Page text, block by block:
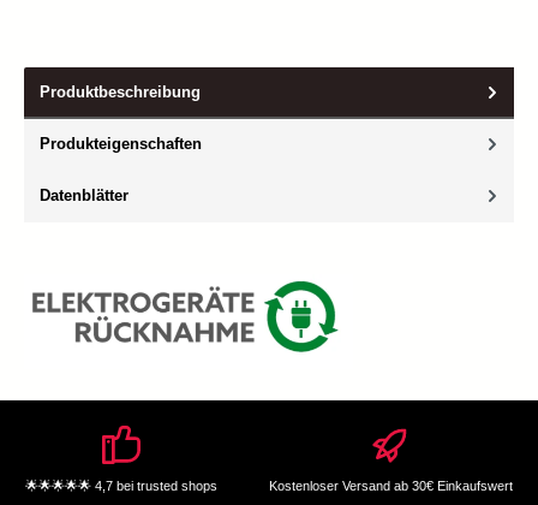
Produktbeschreibung
Produkteigenschaften
Datenblätter
🌟🌟🌟🌟🌟 4,7 bei trusted shops Kostenloser Versand ab 30€ Einkaufswert